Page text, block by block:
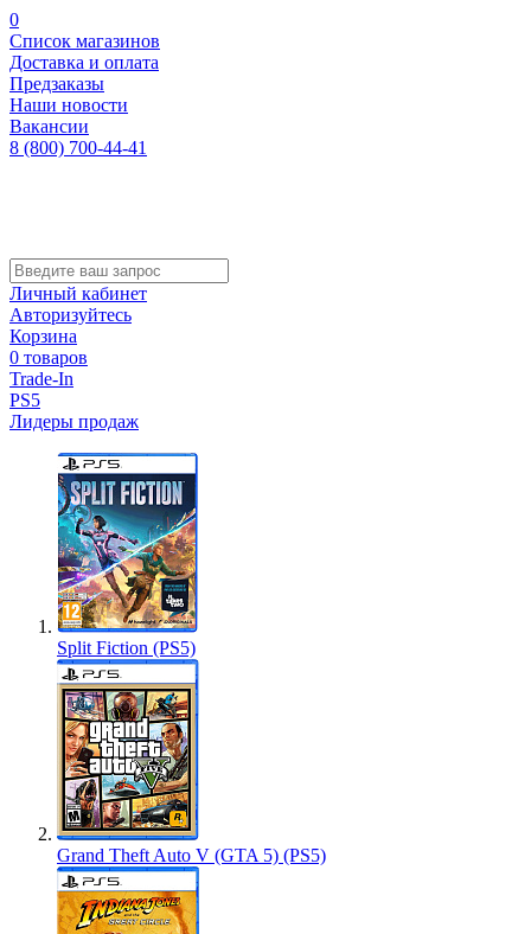
0
Список магазинов
Доставка и оплата
Предзаказы
Наши новости
Вакансии
8 (800) 700-44-41
Личный кабинет
Авторизуйтесь
Корзина
0 товаров
Trade-In
PS5
Лидеры продаж
Split Fiction (PS5)
Grand Theft Auto V (GTA 5) (PS5)